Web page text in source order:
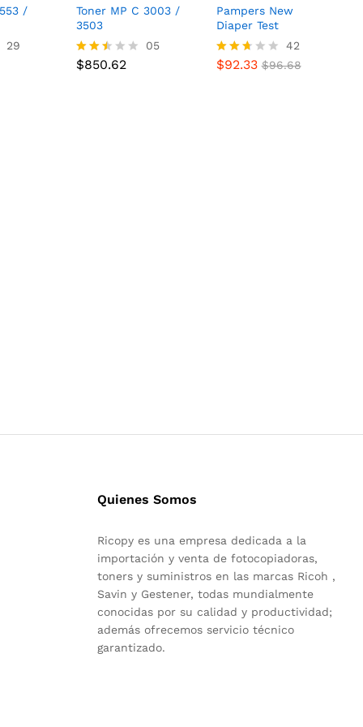
/
29
Toner MP C 3003 /
3503
Valor
05
$850.62
$850.62
Pampers New
Diaper Test
Valora
42
$92.33 $96.68
$92.33 $ 96.68
Quienes Somos
Ricopy es una empresa dedicada a la
importación y venta de fotocopiadoras,
toners y suministros en las marcas Ricoh ,
Savin y Gestener, todas mundialmente
conocidas por su calidad y productividad;
además ofrecemos servicio técnico
garantizado.